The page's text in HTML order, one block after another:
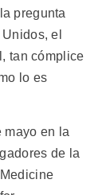
pregunta
el
tan cómplice
lo es
mayo en la
de la